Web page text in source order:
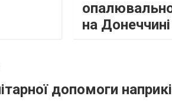
на Донеччині
допомоги